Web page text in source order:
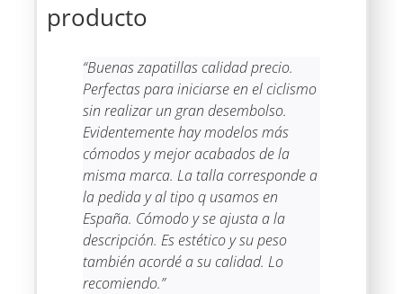
producto
“Buenas zapatillas calidad precio.
Perfectas para iniciarse en el ciclismo
sin realizar un gran desembolso.
Evidentemente hay modelos más
cómodos y mejor acabados de la
misma marca. La talla corresponde a
la pedida y al tipo q usamos en
España. Cómodo y se ajusta a la
descripción. Es estético y su peso
también acordé a su calidad. Lo
recomiendo.”